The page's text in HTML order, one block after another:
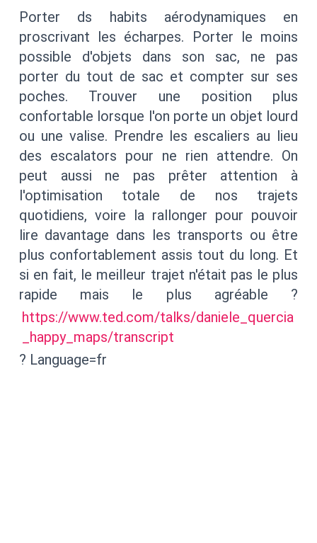
Porter ds habits aérodynamiques en
proscrivant les écharpes. Porter le moins
possible d'objets dans son sac, ne pas
porter du tout de sac et compter sur ses
poches. Trouver une position plus
confortable lorsque l'on porte un objet lourd
ou une valise. Prendre les escaliers au lieu
des escalators pour ne rien attendre. On
peut aussi ne pas prêter attention à
l'optimisation totale de nos trajets
quotidiens, voire la rallonger pour pouvoir
lire davantage dans les transports ou être
plus confortablement assis tout du long. Et
si en fait, le meilleur trajet n'était pas le plus
rapide mais le plus agréable ?
https://www.ted.com/talks/daniele_quercia
_happy_maps/transcript
? Language=fr